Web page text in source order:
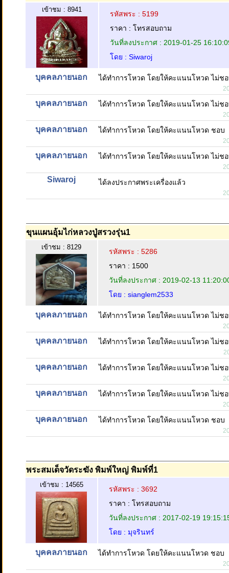
เข้าชม : 8941
รหัสพระ : 5199
ราคา : โทรสอบถาม
วันที่ลงประกาศ : 2019-01-25
โดย : Siwaroj
บุคคลภายนอก ได้ทำการโหวด โดยให้คะแนนโหวด ไม่ช
บุคคลภายนอก ได้ทำการโหวด โดยให้คะแนนโหวด ไม่ช
บุคคลภายนอก ได้ทำการโหวด โดยให้คะแนนโหวด ชอบ
บุคคลภายนอก ได้ทำการโหวด โดยให้คะแนนโหวด ไม่ช
Siwaroj ได้ลงประกาศพระเครื่องแล้ว
ขุนแผนอุ้มไก่หลวงปู่สรวงรุ่น1
เข้าชม : 8129
รหัสพระ : 5286
ราคา : 1500
วันที่ลงประกาศ : 2019-02-13
โดย : sianglem2533
บุคคลภายนอก ได้ทำการโหวด โดยให้คะแนนโหวด ไม่ช
บุคคลภายนอก ได้ทำการโหวด โดยให้คะแนนโหวด ไม่ช
บุคคลภายนอก ได้ทำการโหวด โดยให้คะแนนโหวด ไม่ช
บุคคลภายนอก ได้ทำการโหวด โดยให้คะแนนโหวด ไม่ช
บุคคลภายนอก ได้ทำการโหวด โดยให้คะแนนโหวด ชอบ
พระสมเด็จวัดระฆัง พิมพ์ใหญ่ พิมพ์ที่1
เข้าชม : 14565
รหัสพระ : 3692
ราคา : โทรสอบถาม
วันที่ลงประกาศ : 2017-02-19
โดย : มุจรินทร์
บุคคลภายนอก ได้ทำการโหวด โดยให้คะแนนโหวด ชอบ